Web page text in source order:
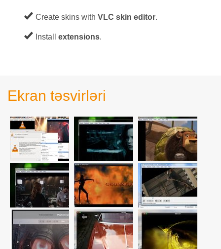
Create skins with VLC skin editor.
Install extensions.
Ekran təsvirləri